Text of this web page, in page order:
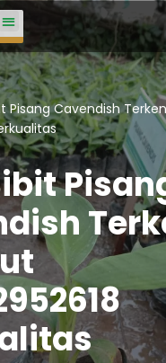
Pisang Cavendish